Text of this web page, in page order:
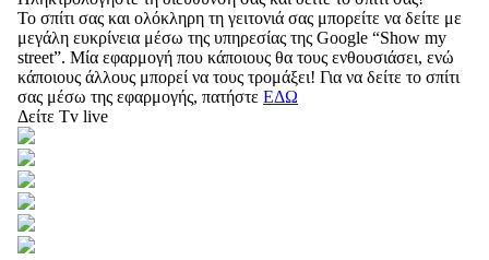
Το σπίτι σας και ολόκληρη τη γειτονιά σας μπορείτε να δείτε με
μεγάλη ευκρίνεια μέσω της υπηρεσίας της Google “Show my
street”. Μία εφαρμογή που κάποιους θα τους ενθουσιάσει, ενώ
κάποιους άλλους μπορεί να τους τρομάξει! Για να δείτε το σπίτι
σας μέσω της εφαρμογής, πατήστε ΕΔΩ
Δείτε Tv live